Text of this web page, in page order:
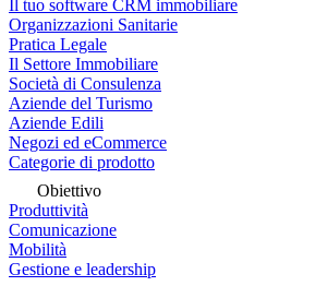
Il tuo software CRM immobiliare
Organizzazioni Sanitarie
Pratica Legale
Il Settore Immobiliare
Società di Consulenza
Aziende del Turismo
Aziende Edili
Negozi ed eCommerce
Categorie di prodotto
Obiettivo
Produttività
Comunicazione
Mobilità
Gestione e leadership